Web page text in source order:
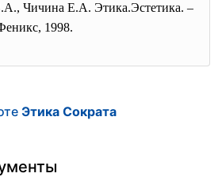
Чичина Е.А. Этика.Эстетика. –
1998.
Этика Сократа